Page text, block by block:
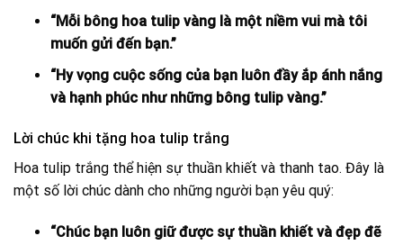
“Mỗi bông hoa tulip vàng là một niềm vui mà tôi
muốn gửi đến bạn.”
“Hy vọng cuộc sống của bạn luôn đầy ắp ánh nắng
và hạnh phúc như những bông tulip vàng.”
Lời chúc khi tặng hoa tulip trắng
Hoa tulip trắng thể hiện sự thuần khiết và thanh tao. Đây là
một số lời chúc dành cho những người bạn yêu quý:
“Chúc bạn luôn giữ được sự thuần khiết và đẹp đẽ